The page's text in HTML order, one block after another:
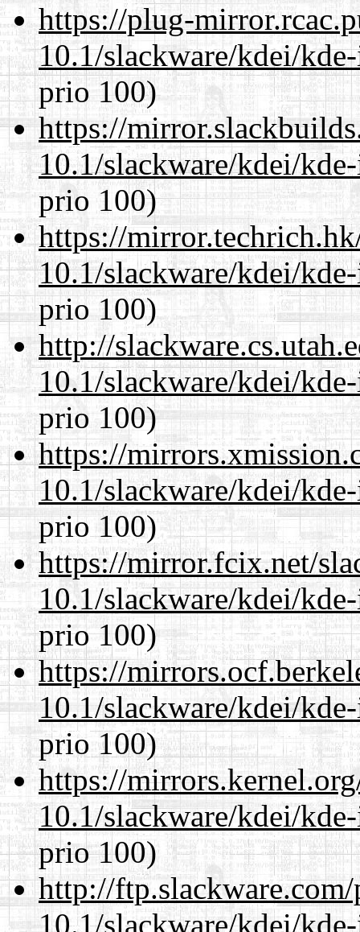
https://plug-
10.1/slackware/kdei/
prio 100)
https://
10.1/slackware/kdei/
prio 100)
https://
10.1/slackware/kdei/
prio 100)
http://
10.1/slackware/kdei/
prio 100)
https://
10.1/slackware/kdei/
prio 100)
https://mirror.fcix.net/
10.1/slackware/kdei/
prio 100)
https://
10.1/slackware/kdei/
prio 100)
https://
10.1/slackware/kdei/
prio 100)
http://
10.1/slackware/kdei/